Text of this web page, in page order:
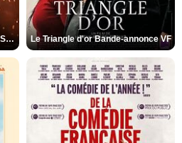
L'Odyssée Bande-annonce VO STFR Le Triangle d'or Bande-annonce VF